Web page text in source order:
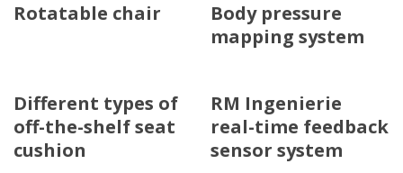
Rotatable chair
Body pressure
mapping system
Different types of
off-the-shelf seat
cushion
RM Ingenierie
real-time feedback
sensor system